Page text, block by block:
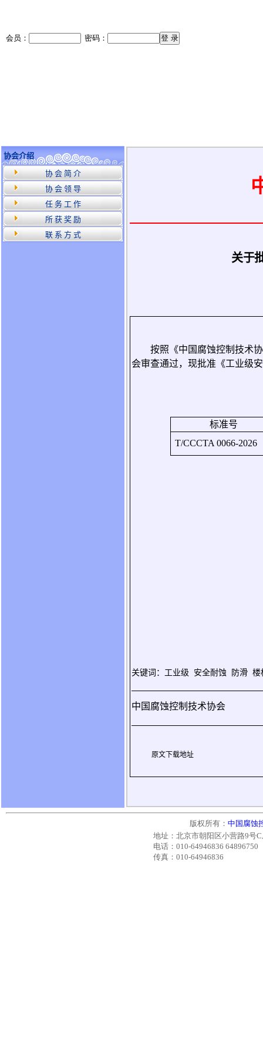
协会介绍
协 会 简 介
协 会 领 导
任 务 工 作
所 获 奖 励
联 系 方 式
关于
按照《中国腐蚀控制技术
会审查通过，现批准《工业级
标准号
T/CCCTA 0066-2026
关键词：工业级 安全耐蚀 防滑 楼
中国腐蚀控制技术协会
原文下载地址